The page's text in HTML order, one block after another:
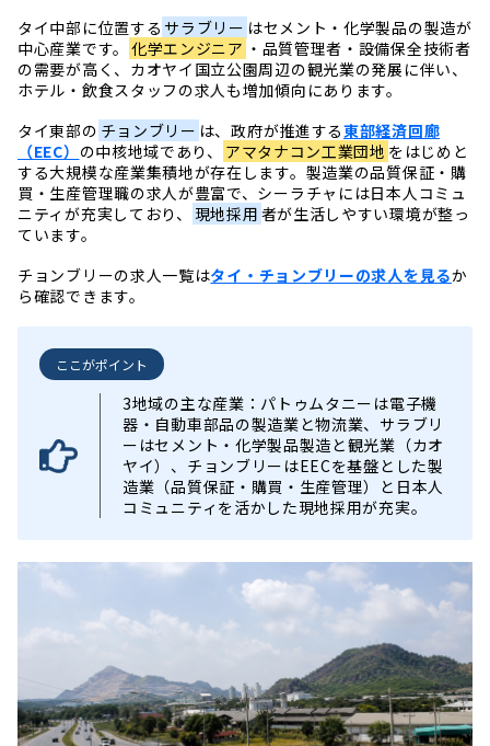
タイ中部に位置する サラブリー はセメント・化学製品の製造が
中心産業です。 化学エンジニア ・品質管理者・設備保全技術者
の需要が高く、カオヤイ国立公園周辺の観光業の発展に伴い、
ホテル・飲食スタッフの求人も増加傾向にあります。
タイ東部の チョンブリー は、政府が推進する東部経済回廊
（EEC） の中核地域であり、 アマタナコン工業団地 をはじめと
する大規模な産業集積地が存在します。製造業の品質保証・購
買・生産管理職の求人が豊富で、シーラチャには日本人コミュ
ニティが充実しており、
現地採用 者が生活しやすい環境が整っ
ています。
チョンブリーの求人一覧はタイ・チョンブリーの求人を見るか
ら確認できます。
ここがポイント
3地域の主な産業：パトゥムタニーは電子機
器・自動車部品の製造業と物流業、サラブリ
ーはセメント・化学製品製造と観光業（カオ
ヤイ）、チョンブリーはEECを基盤とした製
造業（品質保証・購買・生産管理）と日本人
コミュニティを活かした現地採用が充実。